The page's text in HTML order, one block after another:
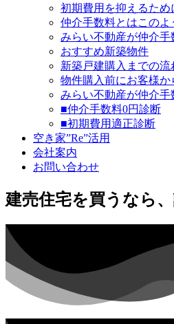
初期費用を抑えるた
仲介手数料とはこのよ
みらい不動産が仲介
おすすめ新築物件
新築戸建購入までの流
物件購入前にお客様
みらい不動産が仲介
■仲介手数料0円診断
■初期費用適正診断
空き家”Re”活用
会社案内
お問い合わせ
建売住宅を買うなら